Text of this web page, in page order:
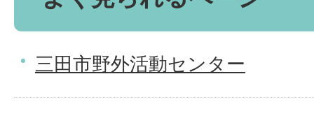
三田市野外活動センター